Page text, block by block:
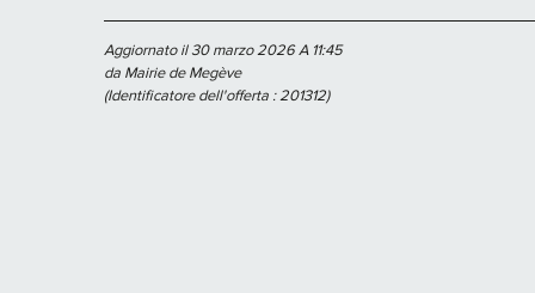
Aggiornato il 30 marzo 2026 A 11:45
da Mairie de Megève
(Identificatore dell'offerta :201312)